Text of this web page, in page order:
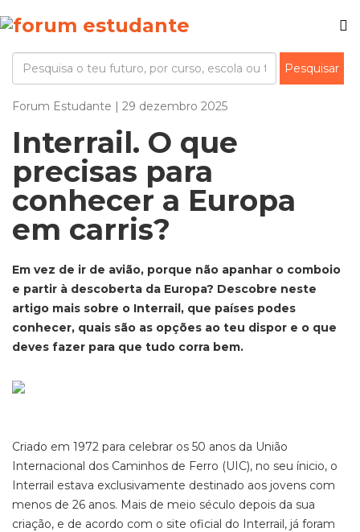
Forum Estudante | 29 dezembro 2025
Interrail. O que
precisas para
conhecer a Europa
em carris?
Em vez de ir de avião, porque não apanhar o comboio
e partir à descoberta da Europa? Descobre neste
artigo mais sobre o Interrail, que países podes
conhecer, quais são as opções ao teu dispor e o que
deves fazer para que tudo corra bem.
Criado em 1972 para celebrar os 50 anos da União
Internacional dos Caminhos de Ferro (UIC), no seu ínicio, o
Interrail estava exclusivamente destinado aos jovens com
menos de 26 anos. Mais de meio século depois da sua
criação, e de acordo com o site oficial do Interrail, já foram